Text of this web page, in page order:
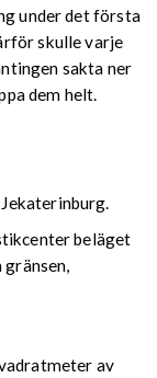
under det första
skulle varje
sakta ner
dem helt.
beläget
av